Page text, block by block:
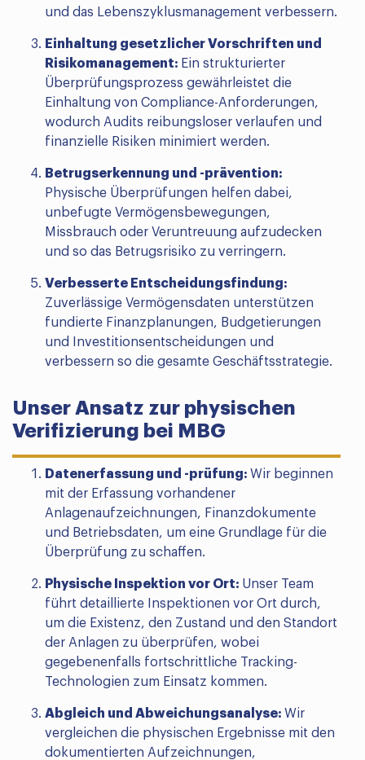
und das Lebenszyklusmanagement verbessern.
Einhaltung gesetzlicher Vorschriften und
Risikomanagement: Ein strukturierter
Überprüfungsprozess gewährleistet die
Einhaltung von Compliance-Anforderungen,
wodurch Audits reibungsloser verlaufen und
finanzielle Risiken minimiert werden.
Betrugserkennung und -prävention:
Physische Überprüfungen helfen dabei,
unbefugte Vermögensbewegungen,
Missbrauch oder Veruntreuung aufzudecken
und so das Betrugsrisiko zu verringern.
Verbesserte Entscheidungsfindung:
Zuverlässige Vermögensdaten unterstützen
fundierte Finanzplanungen, Budgetierungen
und Investitionsentscheidungen und
verbessern so die gesamte Geschäftsstrategie.
Unser Ansatz zur physischen
Verifizierung bei MBG
Datenerfassung und -prüfung: Wir beginnen
mit der Erfassung vorhandener
Anlagenaufzeichnungen, Finanzdokumente
und Betriebsdaten, um eine Grundlage für die
Überprüfung zu schaffen.
Physische Inspektion vor Ort: Unser Team
führt detaillierte Inspektionen vor Ort durch,
um die Existenz, den Zustand und den Standort
der Anlagen zu überprüfen, wobei
gegebenenfalls fortschrittliche Tracking-
Technologien zum Einsatz kommen.
Abgleich und Abweichungsanalyse: Wir
vergleichen die physischen Ergebnisse mit den
dokumentierten Aufzeichnungen,